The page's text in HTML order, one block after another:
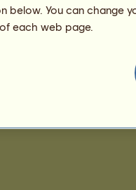
below. You can change
each web page.